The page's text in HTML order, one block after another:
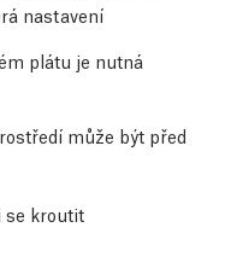
nastavení
plátu je nutná
může být před
se kroutit